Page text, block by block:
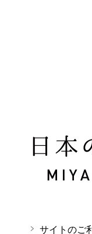
日本のひな
サイトのご